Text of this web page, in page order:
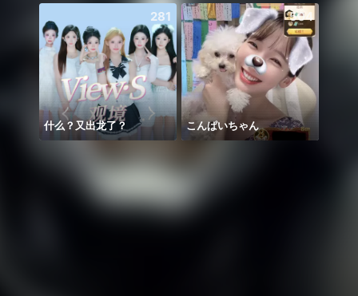
281
什么？又出龙了？
504
こんぱいちゃん